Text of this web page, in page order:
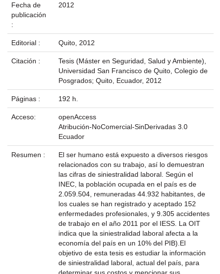
Fecha de
publicación
:
2012
Editorial : Quito, 2012
Citación :
Tesis (Máster en Seguridad, Salud y Ambiente),
Universidad San Francisco de Quito, Colegio de
Posgrados; Quito, Ecuador, 2012
Páginas : 192 h.
Acceso:
openAccess
Atribución-NoComercial-SinDerivadas 3.0
Ecuador
Resumen :
El ser humano está expuesto a diversos riesgos
relacionados con su trabajo, así lo demuestran
las cifras de siniestralidad laboral. Según el
INEC, la población ocupada en el país es de
2.059.504, remuneradas 44.932 habitantes, de
los cuales se han registrado y aceptado 152
enfermedades profesionales, y 9.305 accidentes
de trabajo en el año 2011 por el IESS. La OIT
indica que la siniestralidad laboral afecta a la
economía del país en un 10% del PIB).El
objetivo de esta tesis es estudiar la información
de siniestralidad laboral, actual del país, para